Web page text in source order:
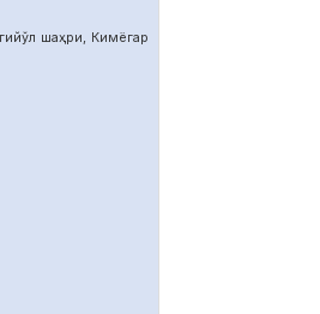
шаҳри, Кимёгар